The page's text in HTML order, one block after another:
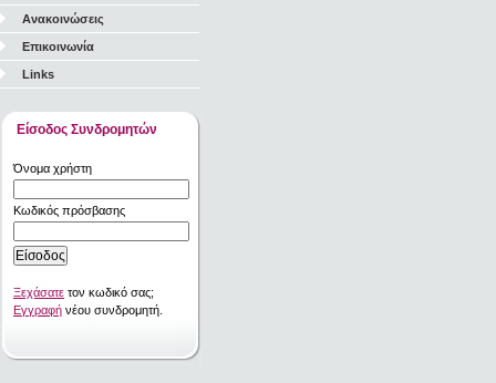
Ανακοινώσεις
Επικοινωνία
Links
Είσοδος Συνδρομητών
Όνομα χρήστη
Κωδικός πρόσβασης
Ξεχάσατε τον κωδικό σας;
Εγγραφή νέου συνδρομητή.